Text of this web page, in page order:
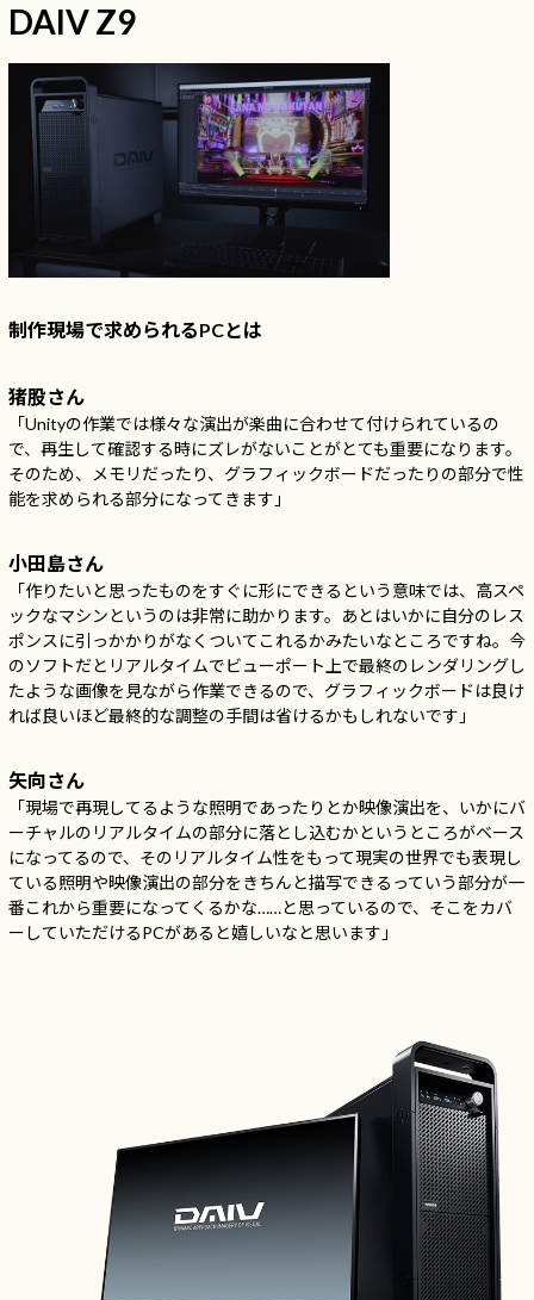
DAIV Z9
制作現場で求められるPCとは
猪股さん
「Unityの作業では様々な演出が楽曲に合わせて付けられているの
で、再生して確認する時にズレがないことがとても重要になります。
そのため、メモリだったり、グラフィックボードだったりの部分で性
能を求められる部分になってきます」
小田島さん
「作りたいと思ったものをすぐに形にできるという意味では、高スペ
ックなマシンというのは非常に助かります。あとはいかに自分のレス
ポンスに引っかかりがなくついてこれるかみたいなところですね。今
のソフトだとリアルタイムでビューポート上で最終のレンダリングし
たような画像を見ながら作業できるので、グラフィックボードは良け
れば良いほど最終的な調整の手間は省けるかもしれないです」
矢向さん
「現場で再現してるような照明であったりとか映像演出を、いかにバ
ーチャルのリアルタイムの部分に落とし込むかというところがベース
になってるので、そのリアルタイム性をもって現実の世界でも表現し
ている照明や映像演出の部分をきちんと描写できるっていう部分が一
番これから重要になってくるかな……と思っているので、そこをカバ
ーしていただけるPCがあると嬉しいなと思います」